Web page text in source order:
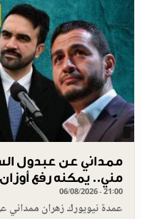
ممداني عن عبدول
مني.. يمكنه رفع
06/08/2026 - 21:00
عمدة نيويورك زهران ممداني